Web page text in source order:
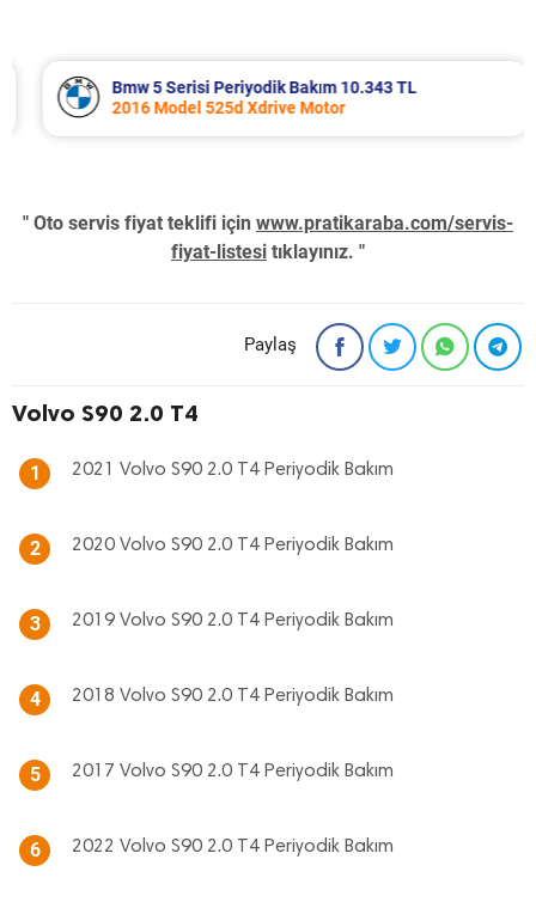
Bmw 5 Serisi Periyodik Bakım 10.343 TL
2016 Model 525d Xdrive Motor
" Oto servis fiyat teklifi için www.pratikaraba.com/servis-
fiyat-listesi tıklayınız. "
Paylaş
Volvo S90 2.0 T4
1 2021 Volvo S90 2.0 T4 Periyodik Bakım
2 2020 Volvo S90 2.0 T4 Periyodik Bakım
3 2019 Volvo S90 2.0 T4 Periyodik Bakım
4 2018 Volvo S90 2.0 T4 Periyodik Bakım
5 2017 Volvo S90 2.0 T4 Periyodik Bakım
6 2022 Volvo S90 2.0 T4 Periyodik Bakım